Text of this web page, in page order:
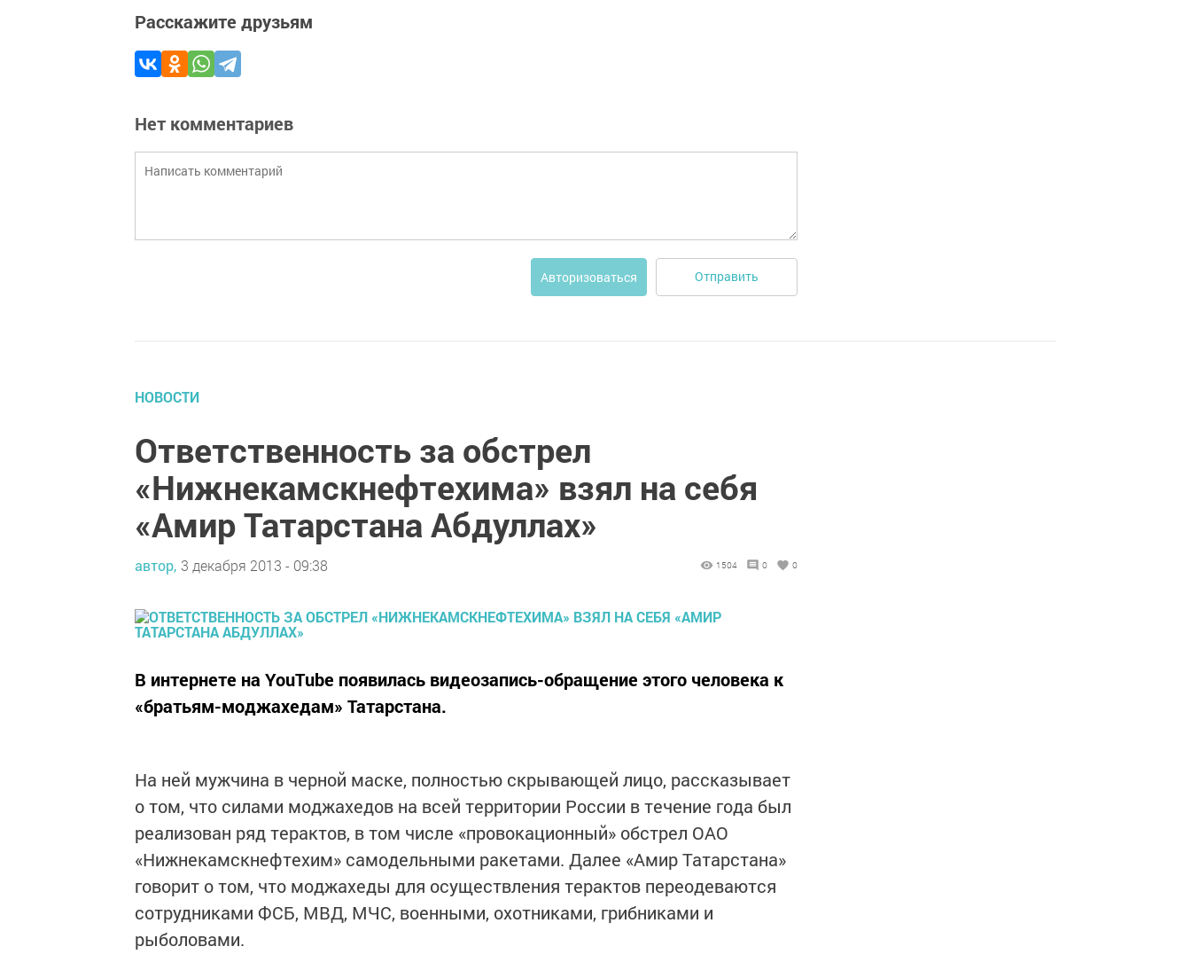
Расскажите друзьям
Нет комментариев
Авторизоваться Отправить
НОВОСТИ
Ответственность за обстрел
«Нижнекамскнефтехима» взял на себя
«Амир Татарстана Абдуллах»
автор, 3 декабря 2013 - 09:38 1504 0 0
В интернете на YouТube появилась видеозапись-обращение этого человека к
«братьям-моджахедам» Татарстана.
На ней мужчина в черной маске, полностью скрывающей лицо, рассказывает
о том, что силами моджахедов на всей территории России в течение года был
реализован ряд терактов, в том числе «провокационный» обстрел ОАО
«Нижнекамскнефтехим» самодельными ракетами. Далее «Амир Татарстана»
говорит о том, что моджахеды для осуществления терактов переодеваются
сотрудниками ФСБ, МВД, МЧС, военными, охотниками, грибниками и
рыболовами.